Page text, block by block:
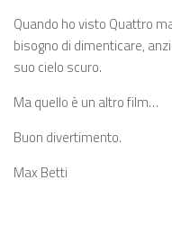
Quando ho visto Quattro
bisogno di dimenticare,
suo cielo scuro.
Ma quello è un altro film…
Buon divertimento.
Max Betti